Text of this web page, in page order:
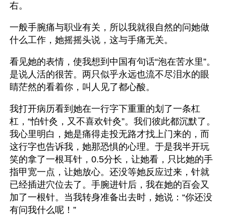
右。
一般手腕痛与职业有关，所以我就很自然的问她做
什么工作，她摇摇头说，这与手痛无关。
看见她的表情，使我想到中国有句话“泡在苦水里”。
是说人活的很苦。两只似乎永远也流不尽泪水的眼
睛茫然的看着你，叫人见了都心酸。
我打开病历看到她在一行字下重重的划了一条杠
杠，“怕针灸，又不喜欢针灸”。我们彼此都沉默了。
我心里明白，她是痛得走投无路才找上门来的，而
这行字也告诉我，她那恐惧的心理。于是我半开玩
笑的拿了一根耳针，0.5分长，让她看，只比她的手
指甲宽一点，让她放心。还没等她反应过来，针就
已经插进穴位去了。手腕进针后，我在她的百会又
加了一根针。当我转身准备出去时，她说：“你还没
有问我什么呢！”